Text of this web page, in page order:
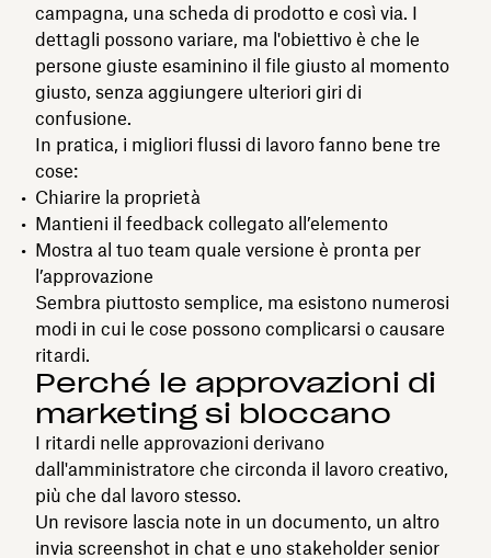
campagna, una scheda di prodotto e così via. I
dettagli possono variare, ma l'obiettivo è che le
persone giuste esaminino il file giusto al momento
giusto, senza aggiungere ulteriori giri di
confusione.
In pratica, i migliori flussi di lavoro fanno bene tre
cose:
Chiarire la proprietà
Mantieni il feedback collegato all’elemento
Mostra al tuo team quale versione è pronta per
l’approvazione
Sembra piuttosto semplice, ma esistono numerosi
modi in cui le cose possono complicarsi o causare
ritardi.
Perché le approvazioni di
marketing si bloccano
I ritardi nelle approvazioni derivano
dall'amministratore che circonda il lavoro creativo,
più che dal lavoro stesso.
Un revisore lascia note in un documento, un altro
invia screenshot in chat e uno stakeholder senior